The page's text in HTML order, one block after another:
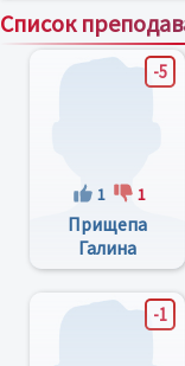
Список
-5
1 1
Прищепа
Галина
Васильевна
-1